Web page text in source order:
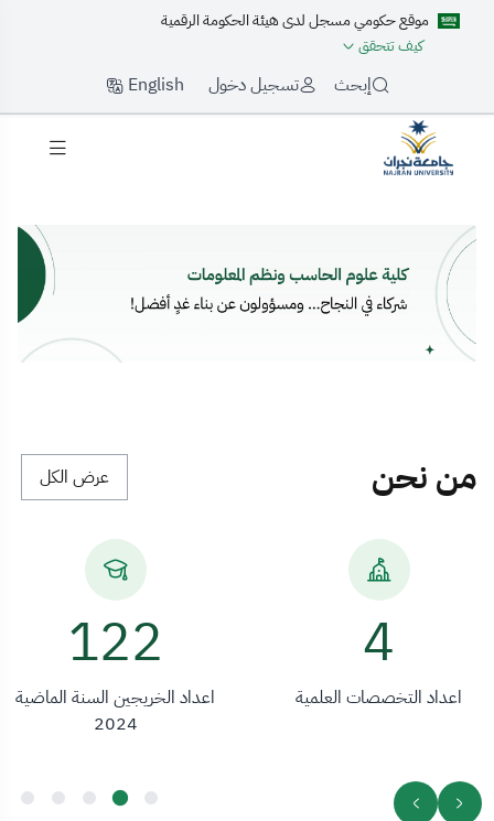
موقع حكومي مسجل لدى هيئة الحكومة الرقمية
كيف تتحقق
إبحث تسجيل دخول English
الرئيسية
من نحن عرض الكل
4
اعداد التخصصات العلمية
170
اعداد الخريجين السنة الماضية
2024